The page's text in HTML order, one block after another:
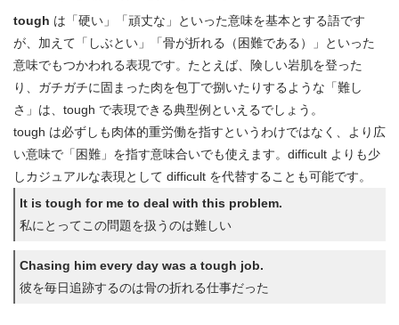
tough は「硬い」「頑丈な」といった意味を基本とする語です
が、加えて「しぶとい」「骨が折れる（困難である）」といった
意味でもつかわれる表現です。たとえば、険しい岩肌を登った
り、ガチガチに固まった肉を包丁で捌いたりするような「難し
さ」は、tough で表現できる典型例といえるでしょう。
tough は必ずしも肉体的重労働を指すというわけではなく、より広
い意味で「困難」を指す意味合いでも使えます。difficult よりも少
しカジュアルな表現として difficult を代替することも可能です。
It is tough for me to deal with this problem.
私にとってこの問題を扱うのは難しい
Chasing him every day was a tough job.
彼を毎日追跡するのは骨の折れる仕事だった